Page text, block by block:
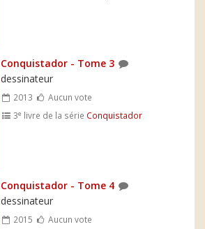
Conquistador - Tome 3
dessinateur
2013
Aucun vote
3e livre de la série Conquistador
Conquistador - Tome 4
dessinateur
2015
Aucun vote